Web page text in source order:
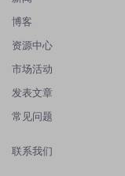
博客
资源中心
市场活动
发表文章
常见问题
联系我们